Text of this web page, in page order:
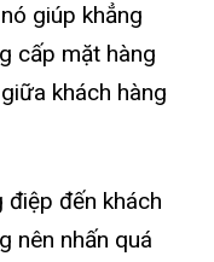
giúp khẳng
cấp mặt hàng
khách hàng
điệp đến khách
nên nhấn quá